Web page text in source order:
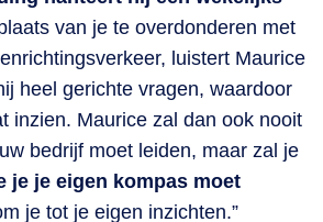
van je te overdonderen met
luistert Maurice
heel gerichte vragen, waardoor
inzien. Maurice zal dan ook nooit
bedrijf moet leiden, maar zal je
je je eigen kompas moet
je tot je eigen inzichten.”